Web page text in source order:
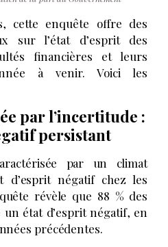
cette enquête offre des
sur l’état d’esprit des
financières et leurs
à venir. Voici les
par l’incertitude :
persistant
par un climat
d’esprit négatif chez les
révèle que 88 % des
état d’esprit négatif, en
précédentes.